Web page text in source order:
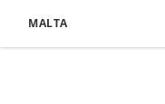
MALTA